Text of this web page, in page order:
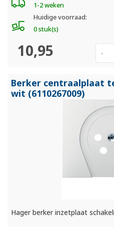
1-2 weken
Huidige voorraad:
0 stuk(s)
10,95 -
Berker centraalplaat
wit (6110267009)
Hager berker inzetplaat